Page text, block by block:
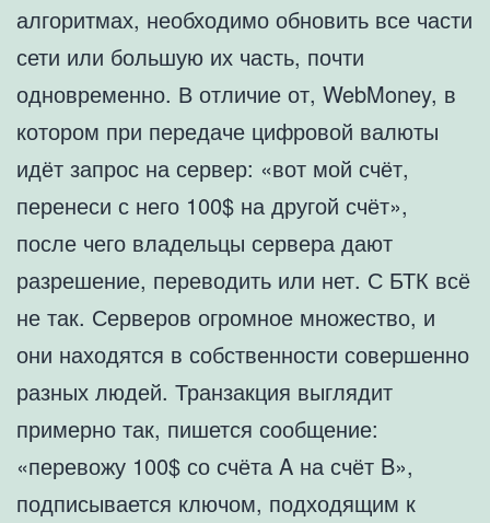
алгоритмах, необходимо обновить все части
сети или большую их часть, почти
одновременно. В отличие от, WebMoney, в
котором при передаче цифровой валюты
идёт запрос на сервер: «вот мой счёт,
перенеси с него 100$ на другой счёт»,
после чего владельцы сервера дают
разрешение, переводить или нет. С БТК всё
не так. Серверов огромное множество, и
они находятся в собственности совершенно
разных людей. Транзакция выглядит
примерно так, пишется сообщение:
«перевожу 100$ со счёта A на счёт B»,
подписывается ключом, подходящим к